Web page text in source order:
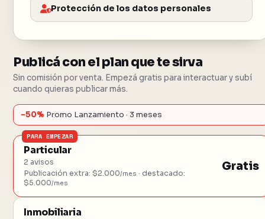
Protección de los datos personales
Publicá con el plan que te sirva
Sin comisión por venta. Empezá gratis para interactuar y subí
cuando quieras publicar más.
−50% Promo Lanzamiento · 3 meses
PARA EMPEZAR
Particular
2 avisos
Publicación extra: $2.000/mes · destacado:
$5.000/mes
Gratis
Inmobiliaria